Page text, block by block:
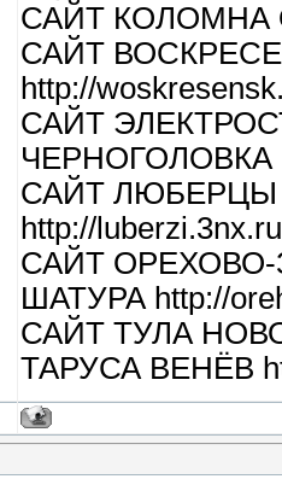
САЙТ КОЛОМНА
САЙТ
http://
САЙТ
ЧЕРНОГОЛОВКА
САЙТ
http://luberzi.3nx.ru
САЙТ
ШАТУРА http://
САЙТ ТУЛА
ТАРУСА ВЕНЁВ